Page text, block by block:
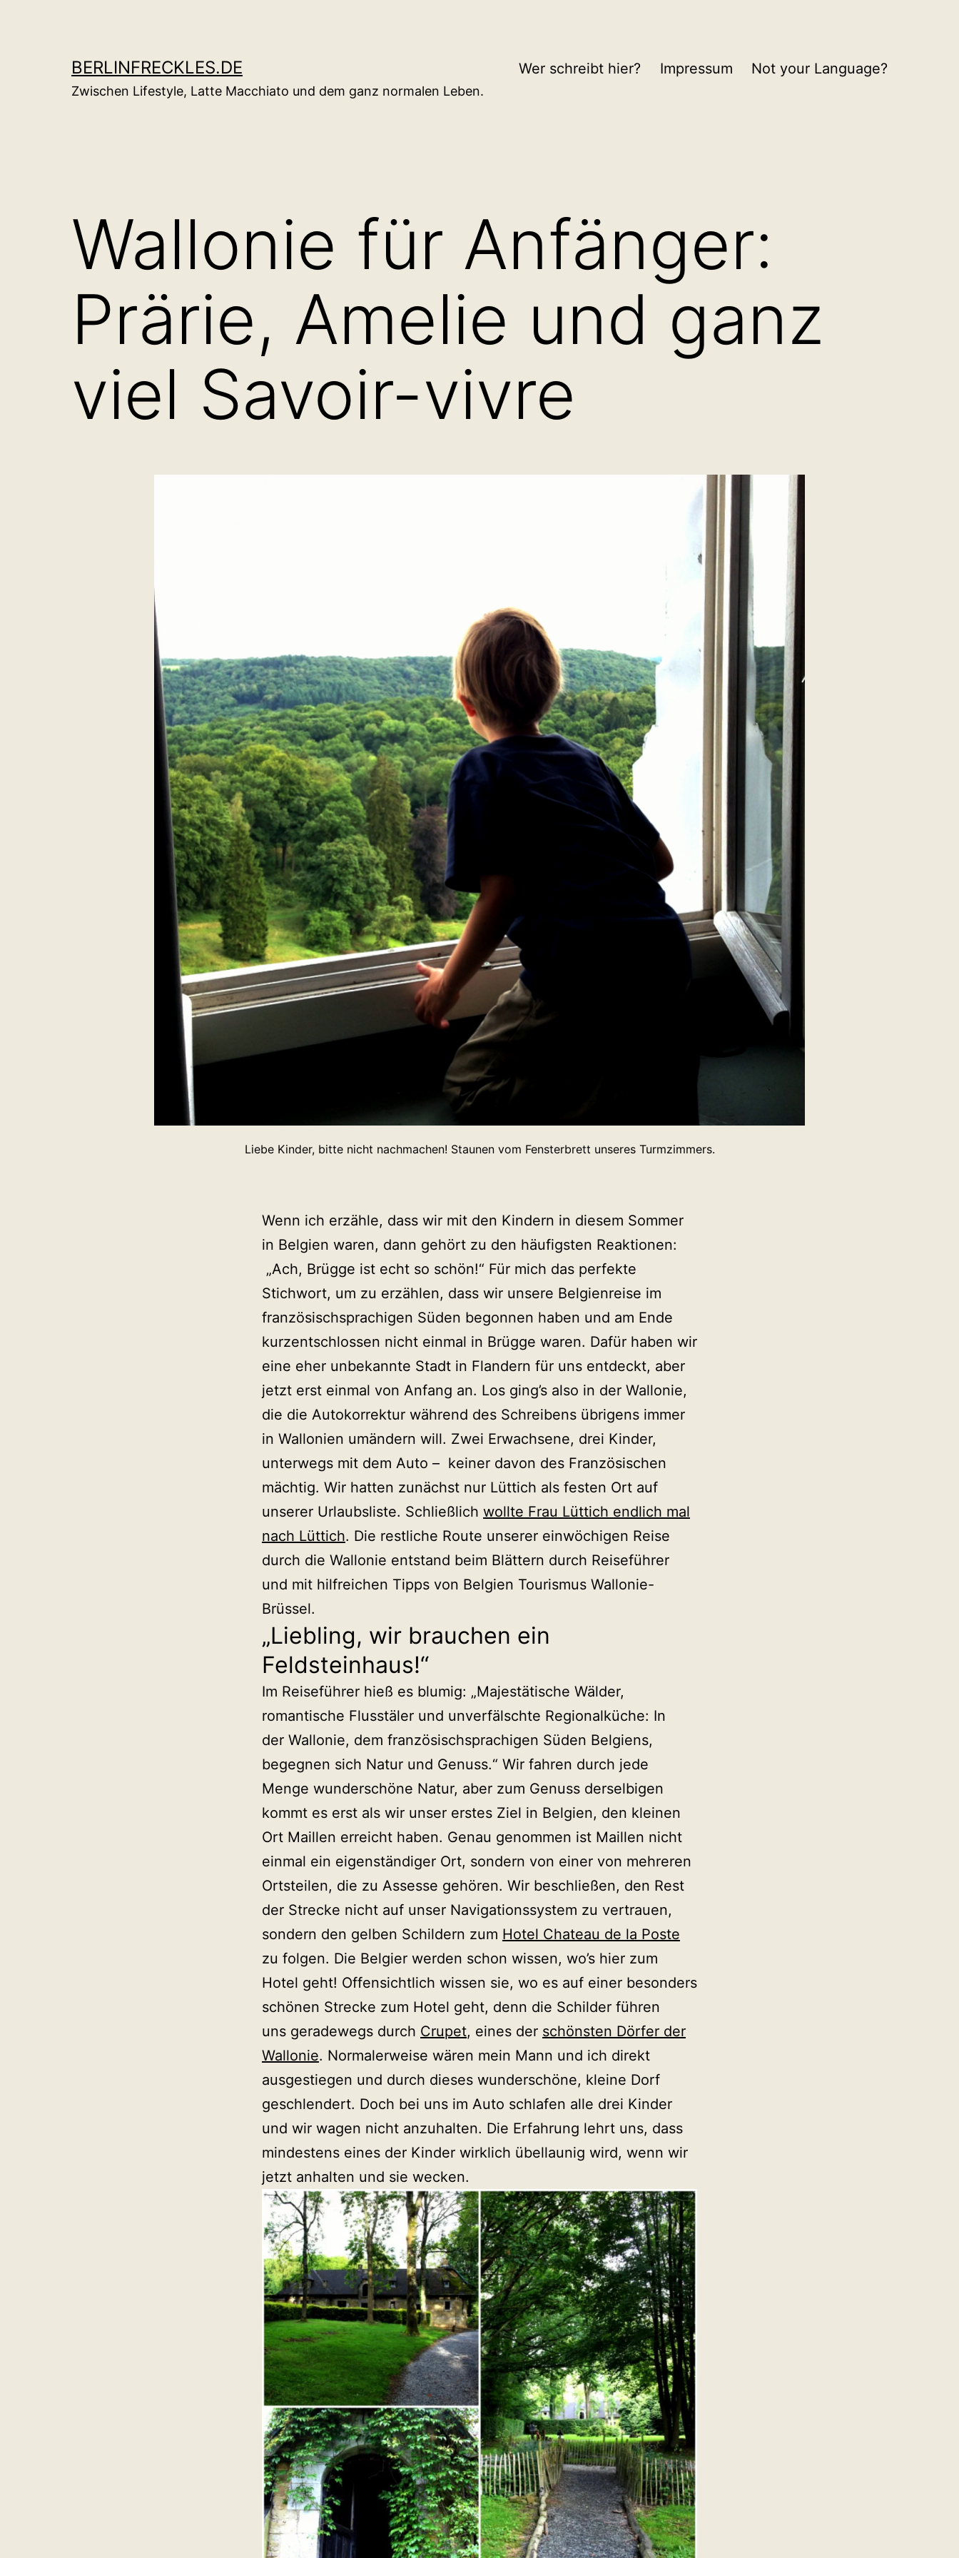
BERLINFRECKLES.DE
Zwischen Lifestyle, Latte Macchiato und dem ganz normalen Leben.
Wer schreibt hier? Impressum Not your Language?
Wallonie für Anfänger:
Prärie, Amelie und ganz
viel Sa­voir-vi­v­re
Liebe Kinder, bitte nicht nachmachen! Staunen vom Fensterbrett unseres Turmzimmers.
Wenn ich erzähle, dass wir mit den Kindern in diesem Sommer
in Belgien waren, dann gehört zu den häufigsten Reaktionen:
„Ach, Brügge ist echt so schön!“ Für mich das perfekte
Stichwort, um zu erzählen, dass wir unsere Belgienreise im
französischsprachigen Süden begonnen haben und am Ende
kurzentschlossen nicht einmal in Brügge waren. Dafür haben wir
eine eher unbekannte Stadt in Flandern für uns entdeckt, aber
jetzt erst einmal von Anfang an. Los ging’s also in der Wallonie,
die die Autokorrektur während des Schreibens übrigens immer
in Wallonien umändern will. Zwei Erwachsene, drei Kinder,
unterwegs mit dem Auto – keiner davon des Französischen
mächtig. Wir hatten zunächst nur Lüttich als festen Ort auf
unserer Urlaubsliste. Schließlich wollte Frau Lüttich endlich mal
nach Lüttich. Die restliche Route unserer einwöchigen Reise
durch die Wallonie entstand beim Blättern durch Reiseführer
und mit hilfreichen Tipps von Belgien Tourismus Wallonie-
Brüssel.
„Liebling, wir brauchen ein
Feldsteinhaus!“
Im Reiseführer hieß es blumig: „Majestätische Wälder,
romantische Flusstäler und unverfälschte Regionalküche: In
der Wallonie, dem französischsprachigen Süden Belgiens,
begegnen sich Natur und Genuss.“ Wir fahren durch jede
Menge wunderschöne Natur, aber zum Genuss derselbigen
kommt es erst als wir unser erstes Ziel in Belgien, den kleinen
Ort Maillen erreicht haben. Genau genommen ist Maillen nicht
einmal ein eigenständiger Ort, sondern von einer von mehreren
Ortsteilen, die zu Assesse gehören. Wir beschließen, den Rest
der Strecke nicht auf unser Navigationssystem zu vertrauen,
sondern den gelben Schildern zum Hotel Chateau de la Poste
zu folgen. Die Belgier werden schon wissen, wo’s hier zum
Hotel geht! Offensichtlich wissen sie, wo es auf einer besonders
schönen Strecke zum Hotel geht, denn die Schilder führen
uns geradewegs durch Crupet, eines der schönsten Dörfer der
Wallonie. Normalerweise wären mein Mann und ich direkt
ausgestiegen und durch dieses wunderschöne, kleine Dorf
geschlendert. Doch bei uns im Auto schlafen alle drei Kinder
und wir wagen nicht anzuhalten. Die Erfahrung lehrt uns, dass
mindestens eines der Kinder wirklich übellaunig wird, wenn wir
jetzt anhalten und sie wecken.